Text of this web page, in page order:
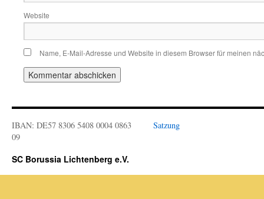
Website
Name, E-Mail-Adresse und Website in diesem Browser für meinen
IBAN: DE57 8306 5408 0004 0863
09
Satzung
SC Borussia Lichtenberg e.V.